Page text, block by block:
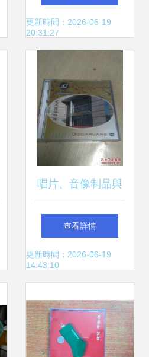
與商業的多元世界
更新時間：2026-06-19
20:31:27
唱片、音像制品與
收藏雜項 制作、收
藏與文化記憶
查看詳情
更新時間：2026-06-19
14:43:10